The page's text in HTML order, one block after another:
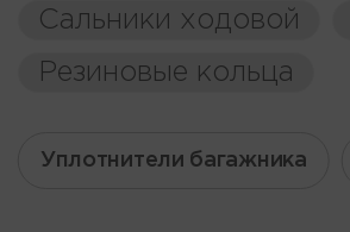
Сальники ходовой
Резиновые кольца
Уплотнители багажника